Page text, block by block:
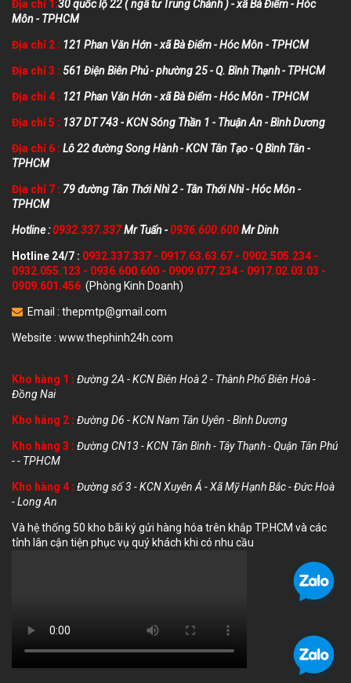
Địa chỉ 1:30 quốc lộ 22 ( ngã tư Trung Chánh ) - xã Bà Điểm - Hóc
Môn - TPHCM
Địa chỉ 2 : 121 Phan Văn Hớn - xã Bà Điểm - Hóc Môn - TPHCM
Địa chỉ 3 : 561 Điện Biên Phủ - phường 25 - Q. Bình Thạnh - TPHCM
Địa chỉ 4 : 121 Phan Văn Hớn - xã Bà Điểm - Hóc Môn - TPHCM
Địa chỉ 5 : 137 DT 743 - KCN Sóng Thần 1 - Thuận An - Bình Dương
Địa chỉ 6 : Lô 22 đường Song Hành - KCN Tân Tạo - Q Bình Tân -
TPHCM
Địa chỉ 7 : 79 đường Tân Thới Nhì 2 - Tân Thới Nhì - Hóc Môn -
TPHCM
Hotline :0932.337.337Mr Tuấn -0936.600.600Mr Dinh
Hotline 24/7 : 0932.337.337 - 0917.63.63.67 - 0902.505.234 -
0932.055.123 - 0936.600.600 - 0909.077.234 - 0917.02.03.03 -
0909.601.456 (Phòng Kinh Doanh)
Email : thepmtp@gmail.com
Website : www.thephinh24h.com
Kho hàng 1 : Đường 2A - KCN Biên Hoà 2 - Thành Phố Biên Hoà -
Đồng Nai
Kho hàng 2 : Đường D6 - KCN Nam Tân Uyên - Bình Dương
Kho hàng 3 : Đường CN13 - KCN Tân Bình - Tây Thạnh - Quận Tân Phú
- - TPHCM
Kho hàng 4 : Đường số 3 - KCN Xuyên Á - Xã Mỹ Hạnh Bắc - Đức Hoà
- Long An
Và hệ thống 50 kho bãi ký gửi hàng hóa trên khắp TP.HCM và các
tỉnh lân cận tiện phục vụ quý khách khi có nhu cầu